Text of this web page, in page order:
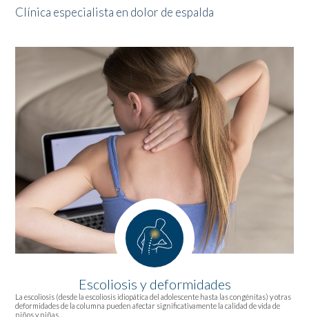
Clínica especialista en dolor de espalda
Escoliosis y deformidades
La escoliosis (desde la escoliosis idiopática del adolescente hasta las congénitas) y otras
deformidades de la columna pueden afectar significativamente la calidad de vida de
niños y niñas...